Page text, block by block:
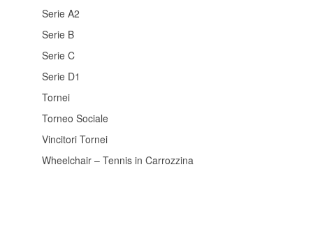
Serie A2
Serie B
Serie C
Serie D1
Tornei
Torneo Sociale
Vincitori Tornei
Wheelchair – Tennis in Carrozzina